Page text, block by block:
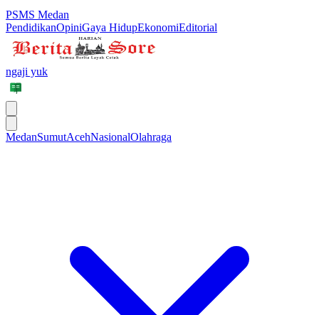
PSMS Medan
PendidikanOpiniGaya HidupEkonomiEditorial
ngaji yuk
MedanSumutAcehNasionalOlahraga